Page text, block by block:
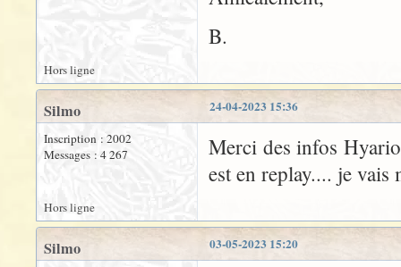
B.
Hors ligne
24-04-2023 15:36
Silmo
Inscription : 2002
Messages : 4 267
Merci des infos
est en replay.... je
Hors ligne
03-05-2023 15:20
Silmo